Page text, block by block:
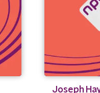
Joseph